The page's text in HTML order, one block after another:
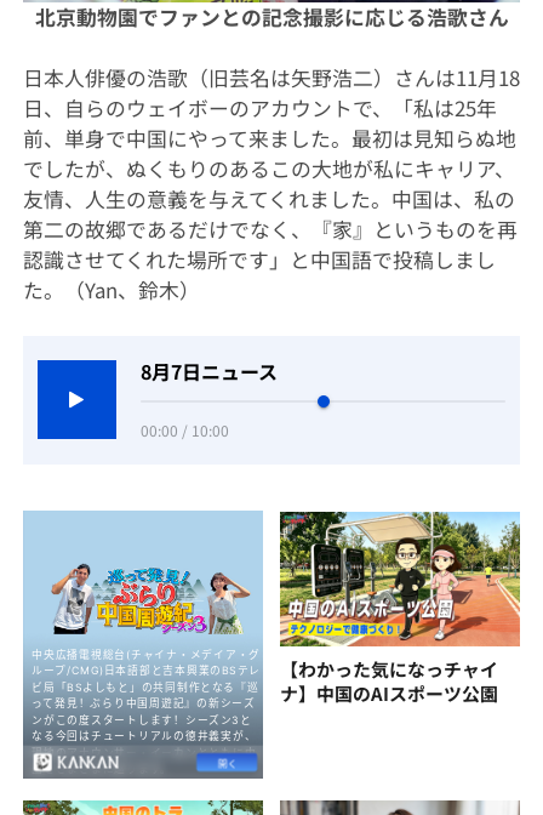
北京動物園でファンとの記念撮影に応じる浩歌さん
日本人俳優の浩歌（旧芸名は矢野浩二）さんは11月18
日、自らのウェイボーのアカウントで、「私は25年
前、単身で中国にやって来ました。最初は見知らぬ地
でしたが、ぬくもりのあるこの大地が私にキャリア、
友情、人生の意義を与えてくれました。中国は、私の
第二の故郷であるだけでなく、『家』というものを再
認識させてくれた場所です」と中国語で投稿しまし
た。（Yan、鈴木）
8月7日ニュース
00:00 / 10:00
【わかった気になっチャイ
ナ】中国のAIスポーツ公園